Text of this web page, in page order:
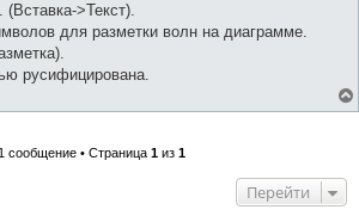
>Текст).
для разметки волн на диаграмме.
русифицирована.
1 сообщение • Страница 1из 1
Перейти